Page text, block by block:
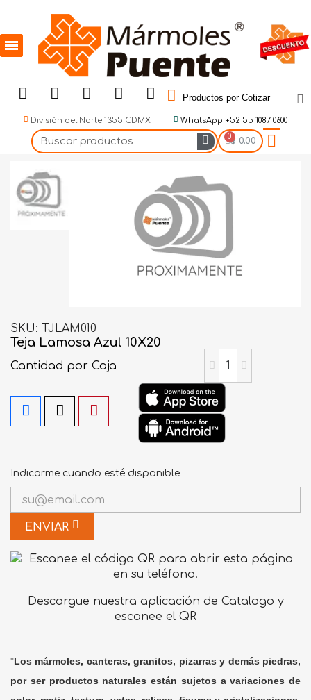
Productos por Cotizar
División del Norte 1355 CDMX WhatsApp +52 55 1087 0600
$ 0.00
SKU TJLAM010
Teja Lamosa Azul 10X20
Cantidad por Caja
Indicarme cuando esté disponible
ENVIAR
Descargue nuestra aplicación de Catalogo y
escanee el QR
"Los mármoles, canteras, granitos, pizarras y demás piedras,
por ser productos naturales están sujetos a variaciones de